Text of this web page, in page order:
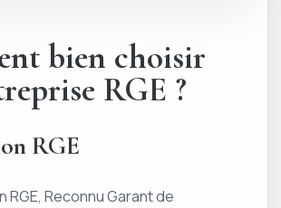
bien choisir
RGE ?
RGE
Reconnu Garant de